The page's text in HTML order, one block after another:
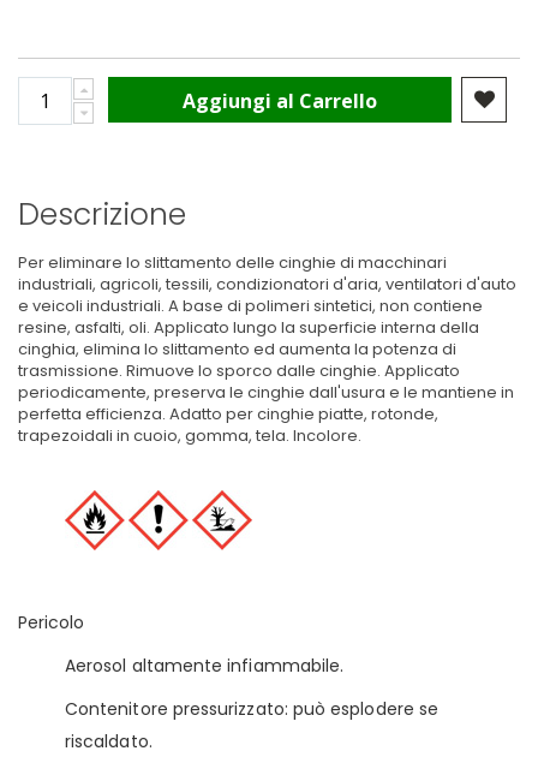
Aggiungi al Carrello
Descrizione
Per eliminare lo slittamento delle cinghie di macchinari
industriali, agricoli, tessili, condizionatori d'aria, ventilatori d'auto
e veicoli industriali. A base di polimeri sintetici, non contiene
resine, asfalti, oli. Applicato lungo la superficie interna della
cinghia, elimina lo slittamento ed aumenta la potenza di
trasmissione. Rimuove lo sporco dalle cinghie. Applicato
periodicamente, preserva le cinghie dall'usura e le mantiene in
perfetta efficienza. Adatto per cinghie piatte, rotonde,
trapezoidali in cuoio, gomma, tela. Incolore.
Pericolo
Aerosol altamente infiammabile.
Contenitore pressurizzato: può esplodere se
riscaldato.